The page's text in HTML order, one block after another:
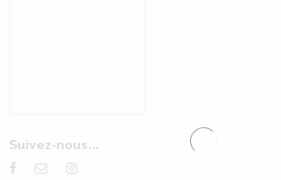
Suivez-nous...